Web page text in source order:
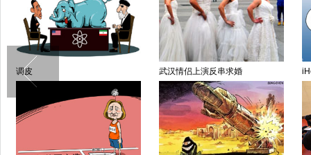
调皮 武汉情侣上演反串求婚